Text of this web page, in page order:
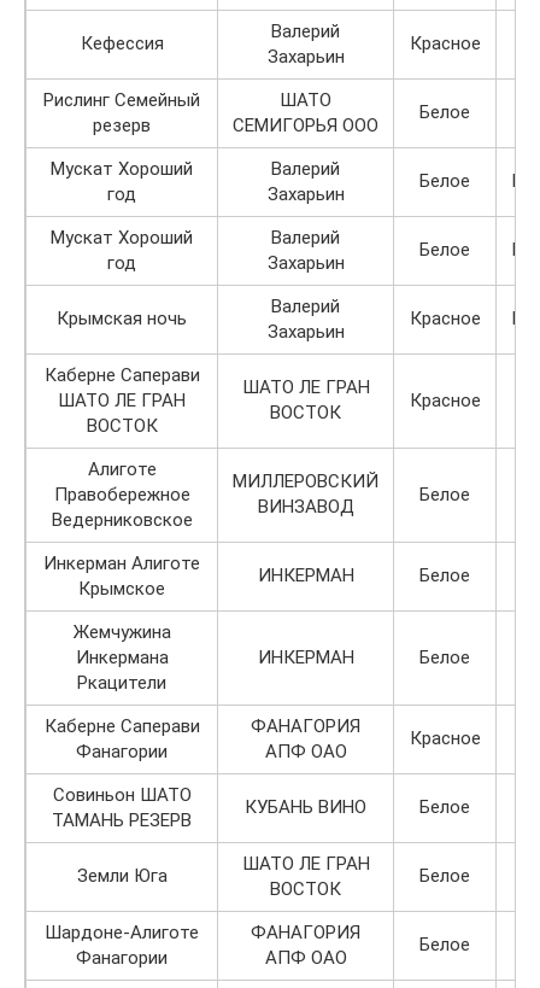
Кефессия
Валерий
Захарьин
Красное
Рислинг Семейный
резерв
ШАТО
СЕМИГОРЬЯ ООО
Белое
Мускат Хороший
год
Валерий
Захарьин
Белое
Мускат Хороший
год
Валерий
Захарьин
Белое
Крымская ночь
Валерий
Захарьин
Красное
Каберне Саперави
ШАТО ЛЕ ГРАН
ВОСТОК
ШАТО ЛЕ ГРАН
ВОСТОК
Красное
Алиготе
Правобережное
Ведерниковское
МИЛЛЕРОВСКИЙ
ВИНЗАВОД
Белое
Инкерман Алиготе
Крымское
ИНКЕРМАН Белое
Жемчужина
Инкермана
Ркацители
ИНКЕРМАН Белое
Каберне Саперави
Фанагории
ФАНАГОРИЯ
АПФ ОАО
Красное
Совиньон ШАТО
ТАМАНЬ РЕЗЕРВ
КУБАНЬ ВИНО Белое
Земли Юга
ШАТО ЛЕ ГРАН
ВОСТОК
Белое
Шардоне-Алиготе
Фанагории
ФАНАГОРИЯ
АПФ ОАО
Белое